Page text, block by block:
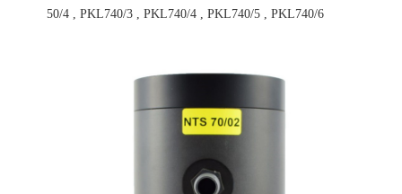
50/4 , PKL740/3 , PKL740/4 , PKL740/5 , PKL740/6